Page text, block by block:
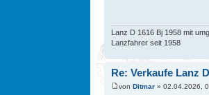
Lanz D 1616 Bj 1958 mit
Lanzfahrer seit 1958
Re: Verkaufe Lanz
von Ditmar » 02.04.2026,